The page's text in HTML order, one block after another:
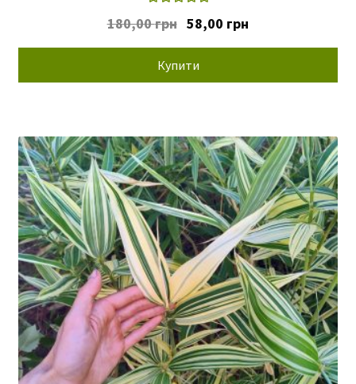
5.00
з 5
180,00грн Оригінальна
180,00 грн.
58,00 грн
Купити